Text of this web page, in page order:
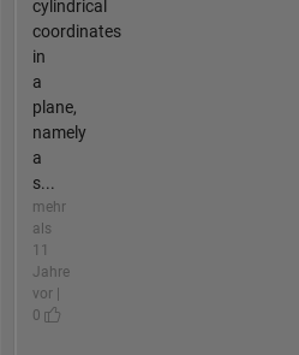
cylindrical
coordinates
in
a
plane,
namely
a
s...
mehr
als
11
Jahre
vor |
0